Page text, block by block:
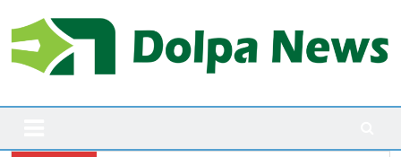
to
content
Dolpanews